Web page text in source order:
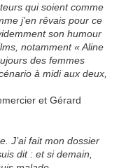
qui soient comme
j’en rêvais pour ce
son humour
notamment « Aline
des femmes
à midi aux deux,
et Gérard
J’ai fait mon dossier
dit : et si demain,